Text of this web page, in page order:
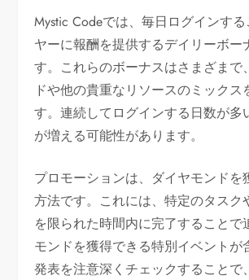
Mystic Codeでは、毎日ログインす
ヤーに報酬を提供するデイリーボー
す。これらのボーナスはさまざまで
ドや他の貴重なリソースのミックス
す。連続してログインする日数が多
が増える可能性があります。
プロモーションは、ダイヤモンドを
方法です。これには、特定のタスク
を限られた時間内に完了することで
モンドを獲得できる特別イベントが
発表を注意深くチェックすることで